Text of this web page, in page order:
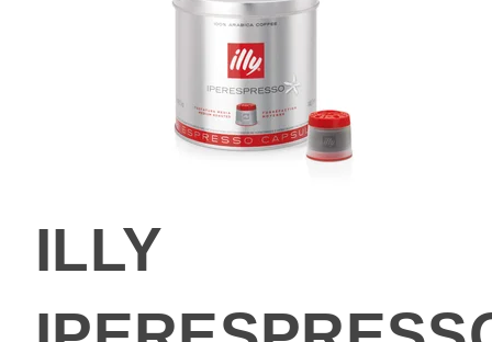
ILLY